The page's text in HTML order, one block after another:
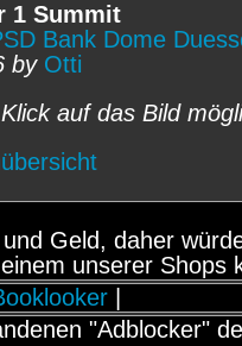
1 Summit
Bank Dome
by Otti
auf das Bild
Geld, daher
unserer Shops
"Adblocker"